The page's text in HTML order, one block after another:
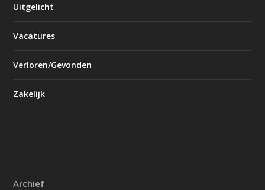
Uitgelicht
Vacatures
Verloren/Gevonden
Zakelijk
Archief